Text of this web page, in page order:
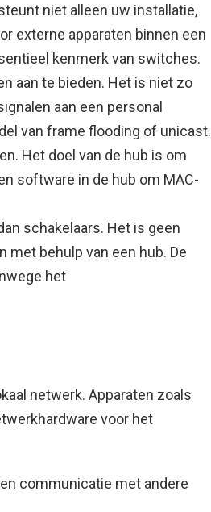
niet alleen uw installatie,
externe apparaten binnen een
kenmerk van switches.
aan te bieden. Het is niet zo
aan een personal
van frame flooding of unicast.
Het doel van de hub is om
software in de hub om MAC-
schakelaars. Het is geen
behulp van een hub. De
het
netwerk. Apparaten zoals
voor het
communicatie met andere